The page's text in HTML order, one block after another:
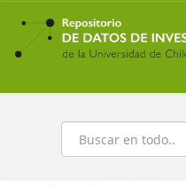
Ir
contenido
principal
Buscar